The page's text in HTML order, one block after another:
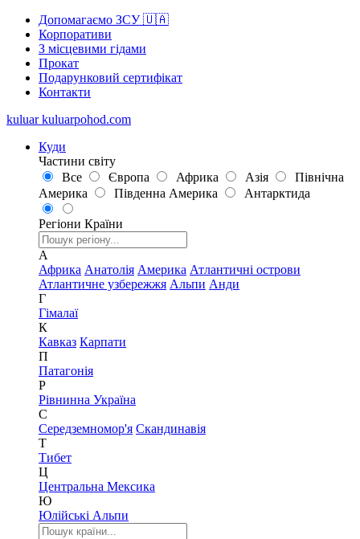
Допомагаємо ЗСУ 🇺🇦
Корпоративи
З місцевими гідами
Прокат
Подарунковий сертифікат
Контакти
kuluar kuluarpohod.com
Куди
Частини світу
Все
Європа Африка Азія
Північна
Америка
Південна Америка Антарктида
Регіони Країни
А
Африка Анатолія Америка Атлантичні острови
Атлантичне узбережжя Альпи Анди
Г
Гімалаї
К
Кавказ Карпати
П
Патагонія
Р
Рівнинна Україна
С
Середземномор'я Скандинавія
Т
Тибет
Ц
Центральна Мексика
Ю
Юлійські Альпи